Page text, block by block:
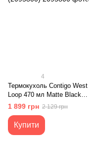
4
Термокухоль Contigo West
Loop 470 мл Matte Black
(2095800)
1 899 грн 2 129 грн
Купити